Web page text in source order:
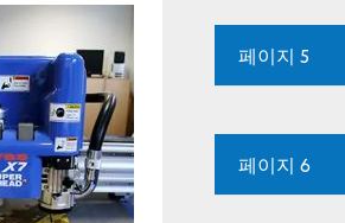
페이지 5
페이지 6